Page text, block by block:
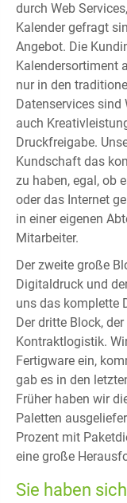
durch Web
Kalender gefragt
Angebot. Die
Kalendersortiment
nur in den
Datenservices sind
auch
Druckfreigabe.
Kundschaft das
zu haben, egal, ob
oder das Internet
in einer eigenen
Mitarbeiter.
Der zweite große
Digitaldruck und
uns das komplette
Der dritte Block,
Kontraktlogistik.
Fertigware ein,
gab es in den
Früher haben wir
Paletten
Prozent mit
eine große
Sie haben